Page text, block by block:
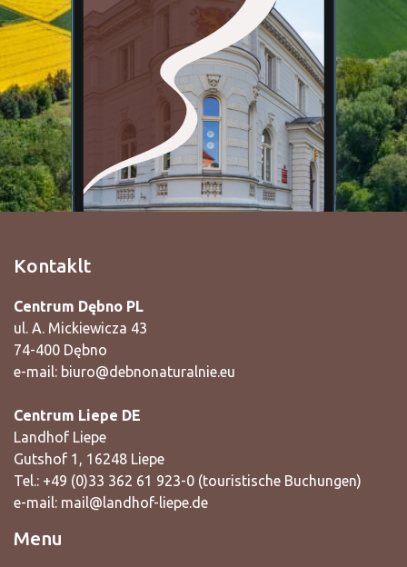
Kontaklt
Centrum Dębno PL
ul. A. Mickiewicza 43
74-400 Dębno
e-mail: biuro@debnonaturalnie.eu
Centrum Liepe DE
Landhof Liepe
Gutshof 1, 16248 Liepe
Tel.: +49 (0)33 362 61 923-0 (touristische Buchungen)
e-mail: mail@landhof-liepe.de
Menu